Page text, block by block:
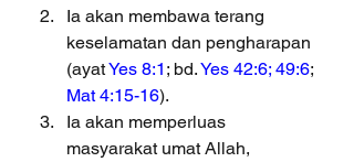
Ia akan membawa terang
keselamatan dan pengharapan
(ayat Yes 8:1 ; bd. Yes 42:6; 49:6;
Mat 4:15-16).
Ia akan memperluas
masyarakat umat Allah,